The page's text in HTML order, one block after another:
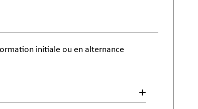
initiale ou en alternance